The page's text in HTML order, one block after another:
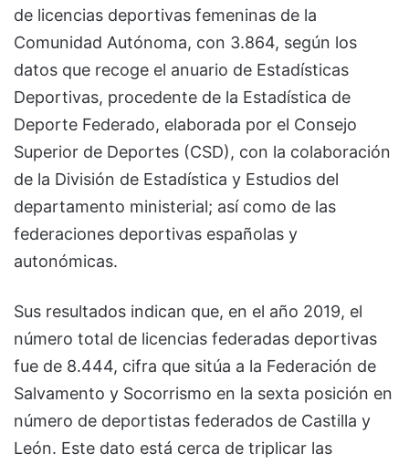
de licencias deportivas femeninas de la
Comunidad Autónoma, con 3.864, según los
datos que recoge el anuario de Estadísticas
Deportivas, procedente de la Estadística de
Deporte Federado, elaborada por el Consejo
Superior de Deportes (CSD), con la colaboración
de la División de Estadística y Estudios del
departamento ministerial; así como de las
federaciones deportivas españolas y
autonómicas.
Sus resultados indican que, en el año 2019, el
número total de licencias federadas deportivas
fue de 8.444, cifra que sitúa a la Federación de
Salvamento y Socorrismo en la sexta posición en
número de deportistas federados de Castilla y
León. Este dato está cerca de triplicar las